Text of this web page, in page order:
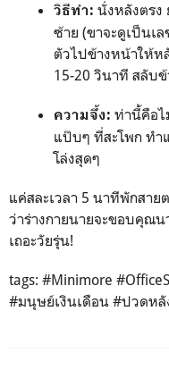
วิธีทำ: นั่งหลังตรง
ซ้าย (ขาจะดูเป็นเ
ตัวไปข้างหน้าให้ห
15-20 วินาที สลับข้
ความจึ้ง: ท่านี้คือไ
แป๊บๆ ที่สะโพก ทำ
โล่งสุดๆ
แค่สละเวลา 5 นาทีพักสา
ว่าร่างกายนายจะขอบคุณ
เถอะวัยรุ่น!
tags: #Minimore
#มนุษย์เงินเดือน #ปวดหลั